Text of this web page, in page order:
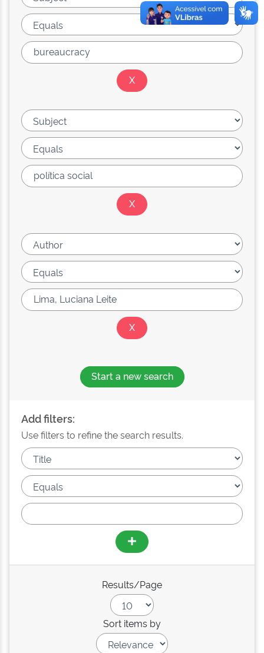
Start a new search
Add filters:
Use filters to refine the search results.
Results/Page
Sort items by